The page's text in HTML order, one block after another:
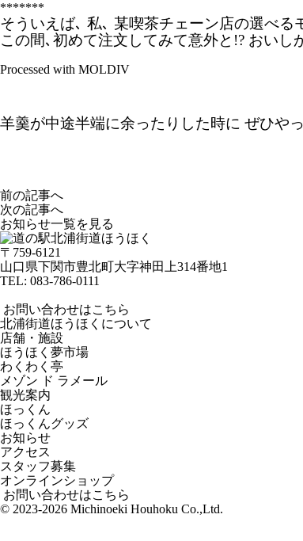
*******
そういえば､ 私､ 某喫茶チェーン店の選べ
この間､初めて注文してみて意外と!? おい
Processed with MOLDIV
羊羹が中途半端に余ったりした時に ぜひや
前の記事へ
次の記事へ
お知らせ一覧を見る
〒759-6121
山口県下関市豊北町大字神田上314番地1
TEL: 083-786-0111
お問い合わせはこちら
北浦街道ほうほくについて
店舗・施設
ほうほく夢市場
わくわく亭
メゾン ド ラメール
観光案内
ほっくん
ほっくんグッズ
お知らせ
アクセス
スタッフ募集
オンラインショップ
お問い合わせはこちら
© 2023-2026 Michinoeki Houhoku Co.,Ltd.